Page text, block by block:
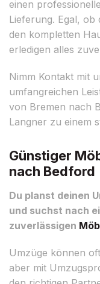
einen
Lieferung. Egal,
den kompletten
erledigen alles
Nimm Kontakt mit
umfangreichen
von Bremen nach
Langner zu einem
Günstiger
nach Bedford
Du planst deinen
und suchst nach
zuverlässigen
Umzüge können
aber mit